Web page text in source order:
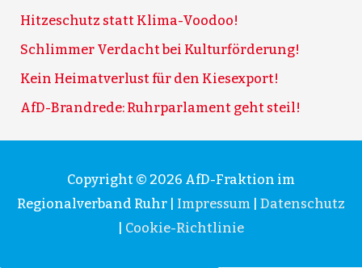
Hitzeschutz statt Klima-Voodoo!
Schlimmer Verdacht bei Kulturförderung!
Kein Heimatverlust für den Kiesexport!
AfD-Brandrede: Ruhrparlament geht steil!
Copyright © 2026 AfD-Fraktion im
Regionalverband Ruhr
Impressum
Datenschutz
Cookie-Richtlinie